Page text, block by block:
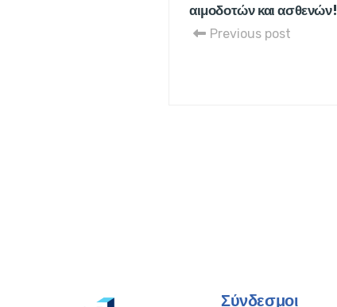
αιμοδοτών και ασθενών!
Previous post
Σύνδεσμοι